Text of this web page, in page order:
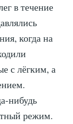
в течение
когда на
с лёгким, а
нибудь
режим.